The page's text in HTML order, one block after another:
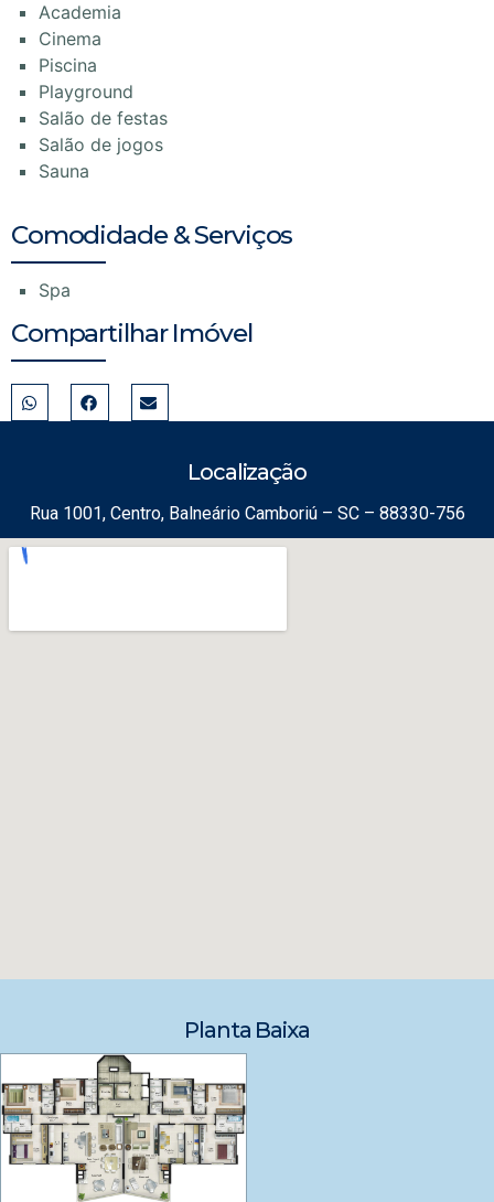
Academia
Cinema
Piscina
Playground
Salão de festas
Salão de jogos
Sauna
Comodidade & Serviços
Spa
Compartilhar Imóvel
Localização
Rua 1001, Centro, Balneário Camboriú – SC – 88330-756
Planta Baixa